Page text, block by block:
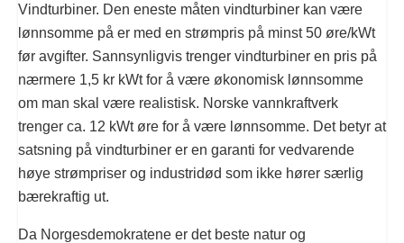
Vindturbiner. Den eneste måten vindturbiner kan være
lønnsomme på er med en strømpris på minst 50 øre/kWt
før avgifter. Sannsynligvis trenger vindturbiner en pris på
nærmere 1,5 kr kWt for å være økonomisk lønnsomme
om man skal være realistisk. Norske vannkraftverk
trenger ca. 12 kWt øre for å være lønnsomme. Det betyr at
satsning på vindturbiner er en garanti for vedvarende
høye strømpriser og industridød som ikke hører særlig
bærekraftig ut.
Da Norgesdemokratene er det beste natur og